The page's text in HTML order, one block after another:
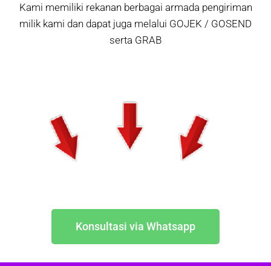
Kami memiliki rekanan berbagai armada pengiriman
milik kami dan dapat juga melalui GOJEK / GOSEND
serta GRAB
Konsultasi via Whatsapp